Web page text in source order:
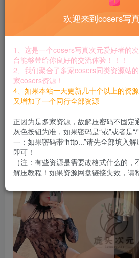
此内容为付费资源，请付费后查看
8.8
黄金会员免费
立即购买
您当前未登录！建议登
张鑫baby是时尚博主，本套是微密
妹子很赞身材丰满，作品质量很有看
欢迎来到cosers写
1、这是一个cosers写真次元爱好者的
台能够带给你良好的交流体验！！！
2、我们聚合了多家cosers同类资源站
家cosers资源！
4、如果本站一天更新几十个以上的资
又增加了一个同行全部资源
正因为是多家资源，故解压密码不固定
灰色按钮为准，如果密码是“或”或者是
一；如果密码带“http...”请先全部填入
即可！
（注：有些资源是需要改格式什么的
解压教程！如果资源网盘链接失效，请